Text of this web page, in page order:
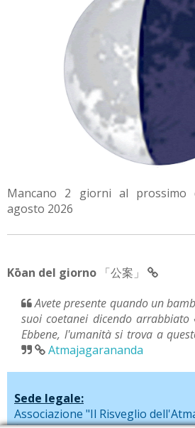
Mancano 2 giorni al prossimo
agosto 2026
Kōan del giorno 「公案」
Avete presente quando un
suoi coetanei dicendo arrabbiato
Ebbene, l'umanità si trova a
Atmajagarananda
Sede legale:
Associazione "Il Risveglio